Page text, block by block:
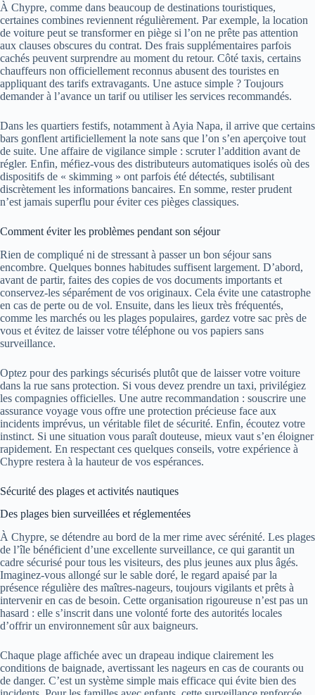
À Chypre, comme dans beaucoup de destinations touristiques,
certaines combines reviennent régulièrement. Par exemple, la location
de voiture peut se transformer en piège si l’on ne prête pas attention
aux clauses obscures du contrat. Des frais supplémentaires parfois
cachés peuvent surprendre au moment du retour. Côté taxis, certains
chauffeurs non officiellement reconnus abusent des touristes en
appliquant des tarifs extravagants. Une astuce simple ? Toujours
demander à l’avance un tarif ou utiliser les services recommandés.
Dans les quartiers festifs, notamment à Ayia Napa, il arrive que certains
bars gonflent artificiellement la note sans que l’on s’en aperçoive tout
de suite. Une affaire de vigilance simple : scruter l’addition avant de
régler. Enfin, méfiez-vous des distributeurs automatiques isolés où des
dispositifs de « skimming » ont parfois été détectés, subtilisant
discrètement les informations bancaires. En somme, rester prudent
n’est jamais superflu pour éviter ces pièges classiques.
Comment éviter les problèmes pendant son séjour
Rien de compliqué ni de stressant à passer un bon séjour sans
encombre. Quelques bonnes habitudes suffisent largement. D’abord,
avant de partir, faites des copies de vos documents importants et
conservez-les séparément de vos originaux. Cela évite une catastrophe
en cas de perte ou de vol. Ensuite, dans les lieux très fréquentés,
comme les marchés ou les plages populaires, gardez votre sac près de
vous et évitez de laisser votre téléphone ou vos papiers sans
surveillance.
Optez pour des parkings sécurisés plutôt que de laisser votre voiture
dans la rue sans protection. Si vous devez prendre un taxi, privilégiez
les compagnies officielles. Une autre recommandation : souscrire une
assurance voyage vous offre une protection précieuse face aux
incidents imprévus, un véritable filet de sécurité. Enfin, écoutez votre
instinct. Si une situation vous paraît douteuse, mieux vaut s’en éloigner
rapidement. En respectant ces quelques conseils, votre expérience à
Chypre restera à la hauteur de vos espérances.
Sécurité des plages et activités nautiques
Des plages bien surveillées et réglementées
À Chypre, se détendre au bord de la mer rime avec sérénité. Les plages
de l’île bénéficient d’une excellente surveillance, ce qui garantit un
cadre sécurisé pour tous les visiteurs, des plus jeunes aux plus âgés.
Imaginez-vous allongé sur le sable doré, le regard apaisé par la
présence régulière des maîtres-nageurs, toujours vigilants et prêts à
intervenir en cas de besoin. Cette organisation rigoureuse n’est pas un
hasard : elle s’inscrit dans une volonté forte des autorités locales
d’offrir un environnement sûr aux baigneurs.
Chaque plage affichée avec un drapeau indique clairement les
conditions de baignade, avertissant les nageurs en cas de courants ou
de danger. C’est un système simple mais efficace qui évite bien des